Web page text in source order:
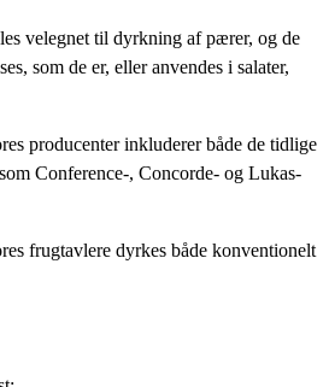
velegnet til dyrkning af pærer, og de
som de er, eller anvendes i salater,
producenter inkluderer både de tidlige
Conference-, Concorde- og Lukas-
frugtavlere dyrkes både konventionelt